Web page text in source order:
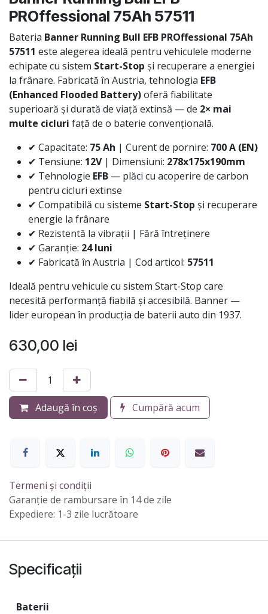
PROffessional 75Ah 57511
Bateria Banner Running Bull EFB PROffessional 75Ah
57511 este alegerea ideală pentru vehiculele moderne
echipate cu sistem Start-Stop și recuperare a energiei
la frânare. Fabricată în Austria, tehnologia EFB
(Enhanced Flooded Battery)oferă fiabilitate
superioară și durată de viață extinsă — de 2× mai
multe cicluri față de o baterie convențională.
✔ Capacitate: 75 Ah | Curent de pornire: 700 A (EN)
✔ Tensiune: 12V| Dimensiuni: 278x175x190mm
✔ Tehnologie EFB — plăci cu acoperire de carbon
pentru cicluri extinse
✔ Compatibilă cu sisteme Start-Stop și recuperare
energie la frânare
✔ Rezistentă la vibrații | Fără întreținere
✔ Garanție: 24 luni
✔ Fabricată în Austria | Cod articol: 57511
Ideală pentru vehicule cu sistem Start-Stop care
necesită performanță fiabilă și accesibilă. Banner —
lider european în producția de baterii auto din 1937.
630,00 lei
Adaugă în coș Cumpără acum
Termeni și condiții
Garanție de rambursare în 14 de zile
Expediere: 1-3 zile lucrătoare
Specificații
Baterii